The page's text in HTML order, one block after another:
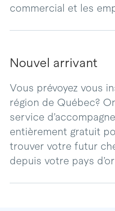
commercial et les
Nouvel arrivant
Vous prévoyez vous
région de Québec?
service
entièrement gratuit
trouver votre futur
depuis votre pays